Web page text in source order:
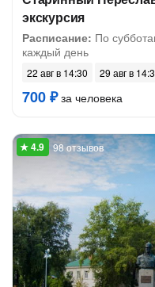
экскурсия
Расписание: По
каждый день
22 авг в 14:30 29 авг в
700 ₽за человека
98 отзывов